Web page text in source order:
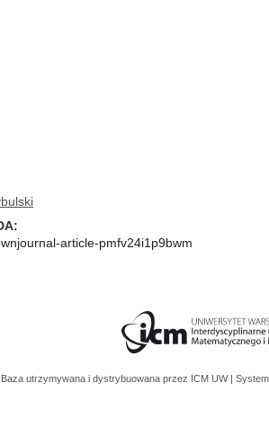
article-pmfv24i1p9bwm
Baza utrzymywana i dystrybuowana przez ICM UW |